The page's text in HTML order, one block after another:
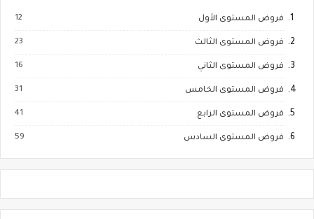
فروض المستوى الأول 12
فروض المستوى الثالث 23
فروض المستوى الثاني 16
فروض المستوى الخامس 31
فروض المستوى الرابع 41
فروض المستوى السادس 59